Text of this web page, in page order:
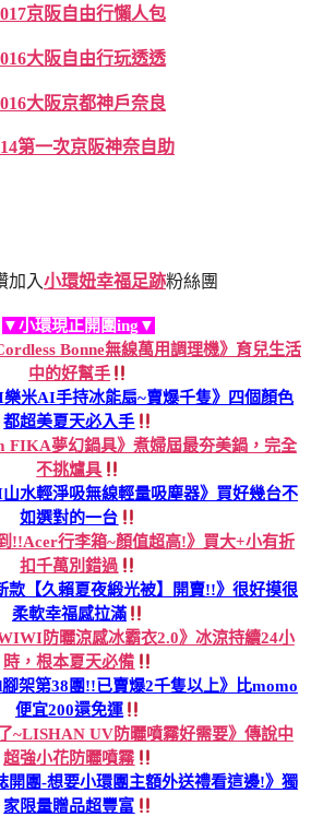
京阪自由行懶人包
大阪自由行玩透透
大阪京都神戶奈良
第一次京阪神奈自助
加入小環妞幸福足跡粉絲團
▼小環現正開團ing▼
Bonne無線萬用調理機》育兒生活
中的好幫手
樂米AI手持冰能扇~賣爆千隻》四個顏色
都超美夏天必入手
FIKA夢幻鍋具》煮婦屆最夯美鍋，完全
不挑爐具
山水輕淨吸無線輕量吸塵器》買好幾台不
如選對的一台
!!Acer行李箱~顏值超高!》買大+小有折
扣千萬別錯過
款【久賴夏夜緞光被】開賣!!》很好摸很
柔軟幸福感拉滿
WIWI防曬涼感冰霸衣2.0》冰涼持續24小
時，根本夏天必備
腳架第38團!!已賣爆2千隻以上》比momo
便宜200還免運
了~LISHAN UV防曬噴霧好需要》傳說中
超強小花防曬噴霧
開團-想要小環團主額外送禮看這邊!》獨
家限量贈品超豐富